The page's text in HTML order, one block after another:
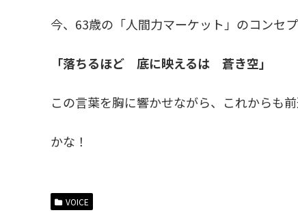
今、63歳の「人間力マーケット」のコンセ
「落ちるほど 底に映えるは 蒼き空」
この言葉を胸に響かせながら、これからも前
かな！
VOICE